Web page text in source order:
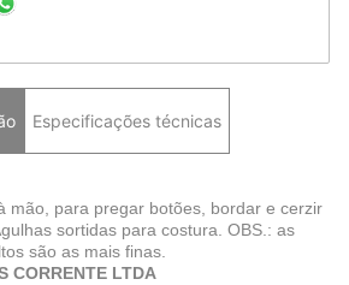
Especificações técnicas
mão, para pregar botões, bordar e cerzir
sortidas para costura. OBS.: as
são as mais finas.
CORRENTE LTDA